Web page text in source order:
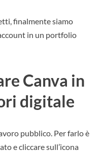
finalmente siamo
in un portfolio
Canva in
digitale
pubblico. Per farlo è
e cliccare sull’icona